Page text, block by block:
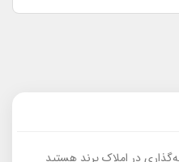
در املاک پرند هستید